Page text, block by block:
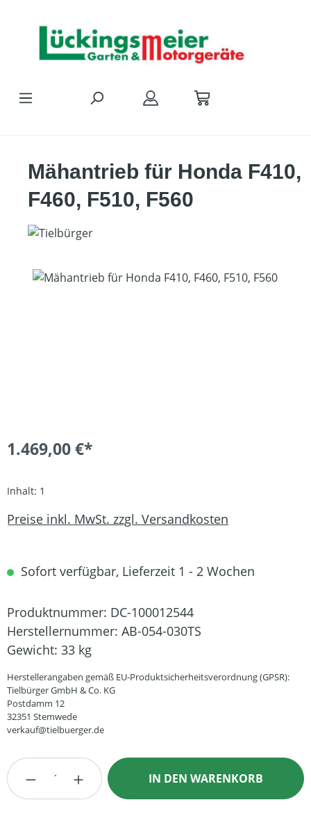
Mähantrieb für Honda F410,
F460, F510, F560
Bildergalerie überspringen
1.469,00 €*
Inhalt: 1
Preise inkl. MwSt. zzgl. Versandkosten
Sofort verfügbar, Lieferzeit 1 - 2 Wochen
Produktnummer: DC-100012544
Herstellernummer: AB-054-030TS
Gewicht: 33 kg
Herstellerangaben gemäß EU-Produktsicherheitsverordnung (GPSR):
Tielbürger GmbH & Co. KG
Postdamm 12
32351 Stemwede
verkauf@tielbuerger.de
Produkt Anzahl: Gib den gewünschten
IN DEN WARENKORB